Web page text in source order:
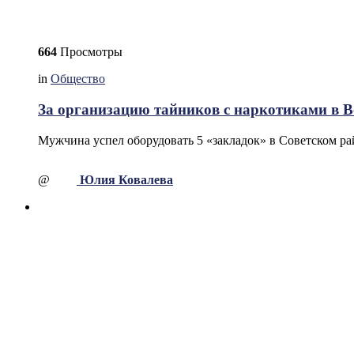
664 Просмотры
in Общество
За организацию тайников с наркотиками в
Мужчина успел оборудовать 5 «закладок» в Советском
@ Юлия Ковалева